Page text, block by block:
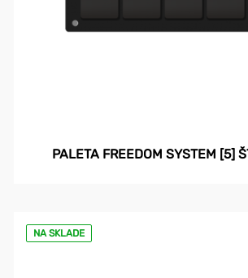
PALETA FREEDOM SYSTEM [5]
NA SKLADE